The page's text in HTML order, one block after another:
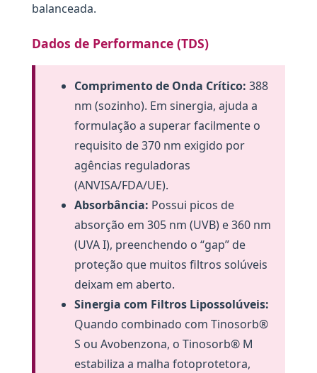
balanceada.
Dados de Performance (TDS)
Comprimento de Onda Crítico: 388
nm (sozinho). Em sinergia, ajuda a
formulação a superar facilmente o
requisito de 370 nm exigido por
agências reguladoras
(ANVISA/FDA/UE).
Absorbância: Possui picos de
absorção em 305 nm (UVB) e 360 nm
(UVA I), preenchendo o “gap” de
proteção que muitos filtros solúveis
deixam em aberto.
Sinergia com Filtros Lipossolúveis:
Quando combinado com Tinosorb®
S ou Avobenzona, o Tinosorb® M
estabiliza a malha fotoprotetora,